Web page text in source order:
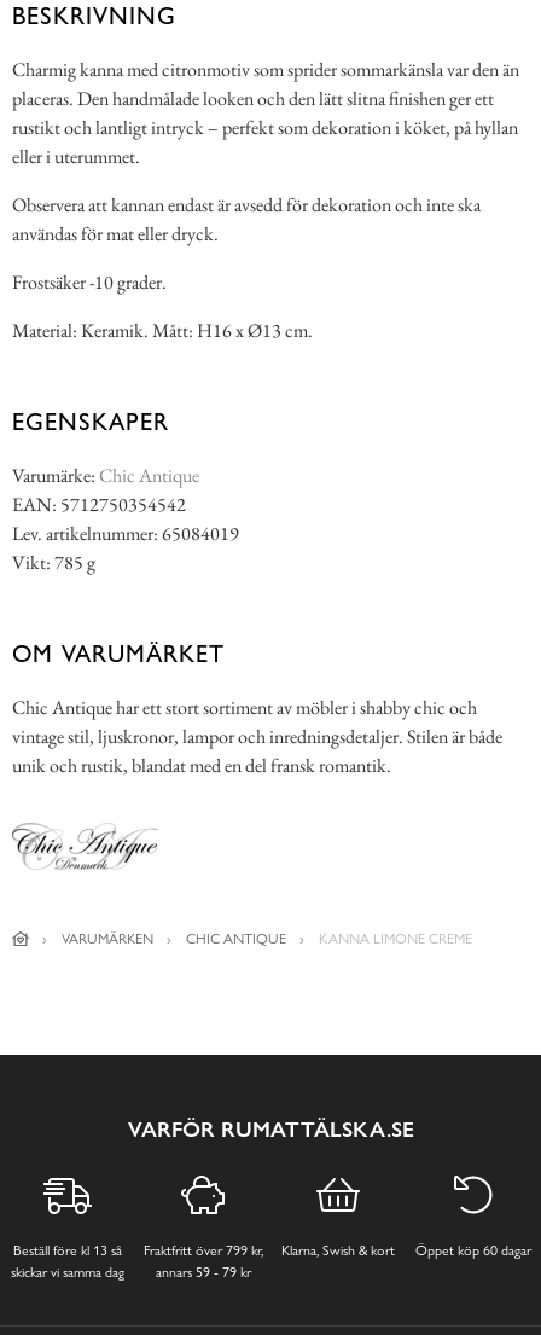
BESKRIVNING
Charmig kanna med citronmotiv som sprider sommarkänsla var den än
placeras. Den handmålade looken och den lätt slitna finishen ger ett
rustikt och lantligt intryck – perfekt som dekoration i köket, på hyllan
eller i uterummet.
Observera att kannan endast är avsedd för dekoration och inte ska
användas för mat eller dryck.
Frostsäker -10 grader.
Material: Keramik. Mått: H16 x Ø13 cm.
EGENSKAPER
Varumärke:Chic Antique
EAN: 5712750354542
Lev. artikelnummer: 65084019
Vikt: 785 g
OM VARUMÄRKET
Chic Antique har ett stort sortiment av möbler i shabby chic och
vintage stil, ljuskronor, lampor och inredningsdetaljer. Stilen är både
unik och rustik, blandat med en del fransk romantik.
VARUMÄRKEN CHIC ANTIQUE KANNA LIMONE CREME
VARFÖR RUMATTÄLSKA.SE
Beställ före kl 13 så
skickar vi samma dag
Fraktfritt över 799 kr,
annars 59 - 79 kr
Klarna, Swish & kort Öppet köp 60 dagar